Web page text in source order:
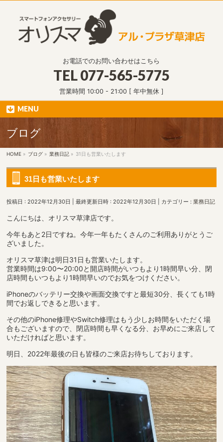
お電話でのお問い合わせはこちら
TEL077-565-5775
営業時間 10:00 - 21:00 [ 年中無休 ]
MENU
ブログ
HOME » ブログ » 業務日記 » 31日も営業いたします
31日も営業いたします
投稿日 : 2022年12月30日 最終更新日時 : 2022年12月30日 カテゴリー :業務日記
こんにちは、オリスマ草津店です。
今年もあと2日ですね。今年一年もたくさんのご利用ありがとうご
ざいました。
オリスマ草津は明日31日も営業いたします。
営業時間は9:00〜20:00と開店時間がいつもより1時間早い分、閉
店時間もいつもより1時間早いのでお気をつけください。
iPhoneのバッテリー交換や画面交換ですと最短30分、長くても1時
間でお返しできると思います。
その他のiPhone修理やSwitch修理はもう少しお時間をいただく場
合もございますので、閉店時間も早くなる分、お早めにご来店して
いただければと思います。
明日、2022年最後の日も皆様のご来店お待ちしております。